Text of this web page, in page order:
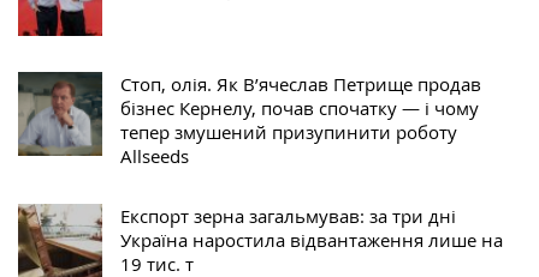
Стоп, олія. Як В’ячеслав Петрище продав
бізнес Кернелу, почав спочатку — і чому
тепер змушений призупинити роботу
Allseeds
Експорт зерна загальмував: за три дні
Україна наростила відвантаження лише на
19 тис. т